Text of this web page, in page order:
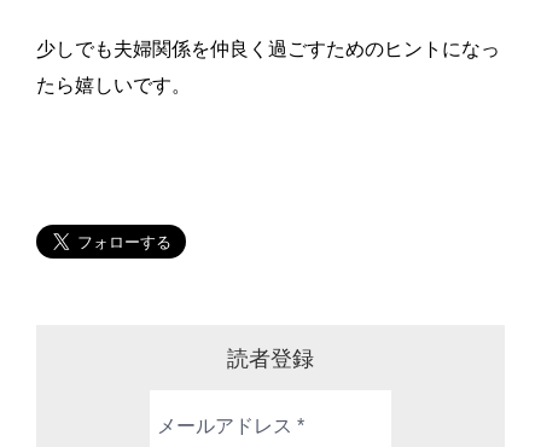
少しでも夫婦関係を仲良く過ごすためのヒントになっ
たら嬉しいです。
読者登録
ー